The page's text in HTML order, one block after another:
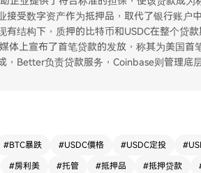
接受数字资产作为抵押品，取代了银行账户
有结构下，质押的比特币和USDC在整个贷
体上宣布了首笔贷款的发放，称其为美国首
，Better负责贷款服务，Coinbase则管理底
#BTC暴跌 #USDC價格 #USDC定投 #
#房利美 #托管 #抵押品 #抵押贷款